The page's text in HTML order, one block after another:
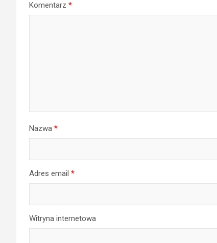
Komentarz *
Nazwa *
Adres email *
Witryna internetowa